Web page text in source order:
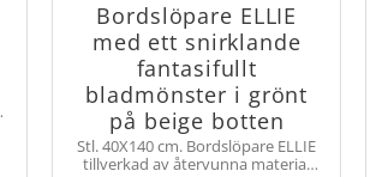
Bordslöpare ELLIE
med ett snirklande
fantasifullt
bladmönster i grönt
på beige botten
Stl. 40X140 cm. Bordslöpare ELLIE
tillverkad av återvunna material